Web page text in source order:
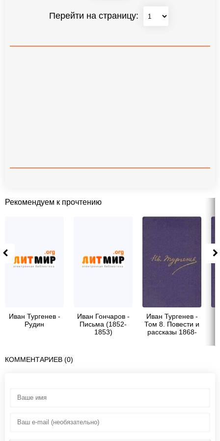
Перейти на страницу:
Рекомендуем к прочтению
Иван Тургенев -
Рудин
Иван Гончаров -
Письма (1852-
1853)
Иван Тургенев -
Том 8. Повести и
рассказы 1868-
КОММЕНТАРИЕВ (0)